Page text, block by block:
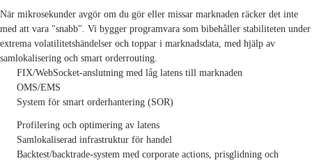
När mikrosekunder avgör om du gör eller missar marknaden räcker det inte
med att vara "snabb". Vi bygger programvara som bibehåller stabiliteten under
extrema volatilitetshändelser och toppar i marknadsdata, med hjälp av
samlokalisering och smart orderrouting.
FIX/WebSocket-anslutning med låg latens till marknaden
OMS/EMS
System för smart orderhantering (SOR)
Profilering och optimering av latens
Samlokaliserad infrastruktur för handel
Backtest/backtrade-system med corporate actions, prisglidning och